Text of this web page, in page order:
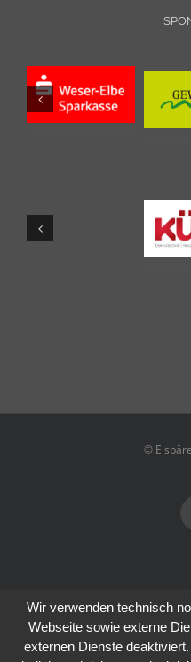
©
Wir verwenden technisch
Webseite sowie externe
externen Dienste